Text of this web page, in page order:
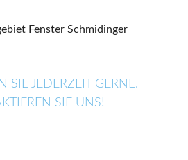
SIE JEDERZEIT GERNE.
SIE UNS!